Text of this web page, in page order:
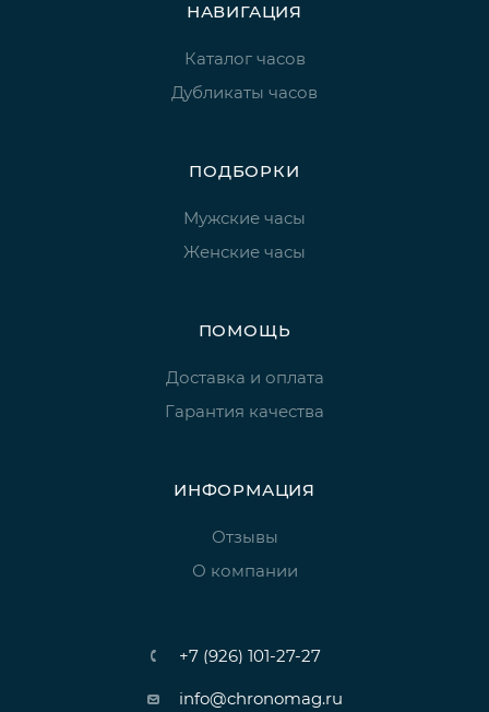
НАВИГАЦИЯ
Каталог часов
Дубликаты часов
ПОДБОРКИ
Мужские часы
Женские часы
ПОМОЩЬ
Доставка и оплата
Гарантия качества
ИНФОРМАЦИЯ
Отзывы
О компании
+7 (926) 101-27-27
info@chronomag.ru